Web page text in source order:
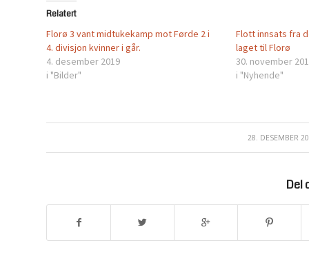
Relatert
Florø 3 vant midtukekamp mot Førde 2 i
4. divisjon kvinner i går.
4. desember 2019
i "Bilder"
Flott innsats fra
laget til Florø
30. november
i "Nyhende"
28. DESEMBER
/
Del